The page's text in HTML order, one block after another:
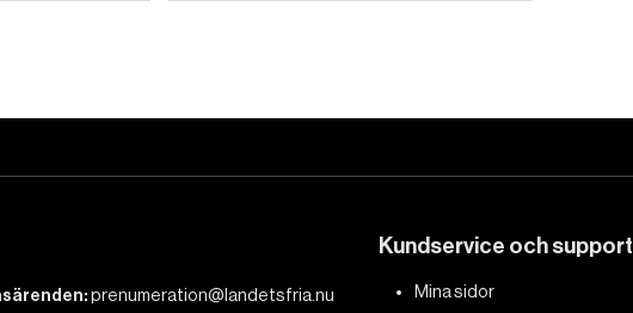
prenumeration@landetsfria.nu
Kundservice och support
Mina sidor